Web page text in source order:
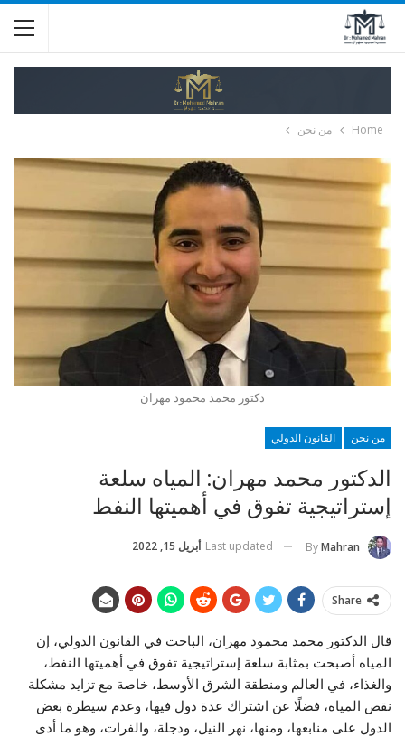
Home من نحن
دكتور محمد محمود مهران
من نحن القانون الدولي
الدكتور محمد مهران: المياه سلعة
إستراتيجية تفوق في أهميتها النفط
ByMahran
Last updated أبريل 15, 2022
Share
قال الدكتور محمد محمود مهران، الباحت في القانون الدولي، إن
المياه أصبحت بمثابة سلعة إستراتيجية تفوق في أهميتها النفط،
والغذاء، في العالم ومنطقة الشرق الأوسط، خاصة مع تزايد مشكلة
نقص المياه، فضلًا عن اشتراك عدة دول فيها، وعدم سيطرة بعض
الدول على منابعها، ومنها، نهر النيل، ودجلة، والفرات، وهو ما أدى